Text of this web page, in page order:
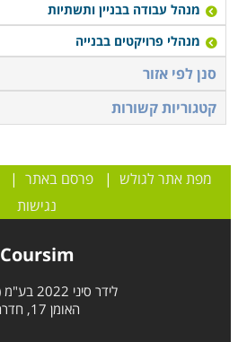
מנהל עבודה בבניין ותשתיות
מנהלי פרויקטים בבנייה
סנן לפי אזור
קטגוריות קשורות
מפת אתר לגולש |פרסם באתר |
נגישות
Coursim
לידר סיני 2022 בע"מ (קורסים)
האומן 17, חדרה